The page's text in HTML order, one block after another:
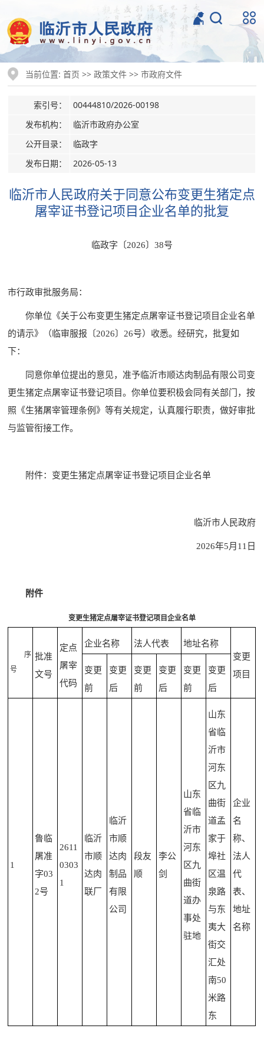
当前位置:首页 >>政策文件 >>市政府文件
索引号：
00444810/2026-00198
发布机构：
临沂市政府办公室
公开目录：
临政字
发布日期：
2026-05-13
临沂市人民政府关于同意公布变更生猪定点
屠宰证书登记项目企业名单的批复
临政字〔2026〕38号
市行政审批服务局：
你单位《关于公布变更生猪定点屠宰证书登记项目企业名单
的请示》（临审服报〔2026〕26号）收悉。经研究，批复如
下：
同意你单位提出的意见，准予临沂市顺达肉制品有限公司变
更生猪定点屠宰证书登记项目。你单位要积极会同有关部门，按
照《生猪屠宰管理条例》等有关规定，认真履行职责，做好审批
与监管衔接工作。
附件：变更生猪定点屠宰证书登记项目企业名单
临沂市人民政府
2026年5月11日
附件
变更生猪定点屠宰证书登记项目企业名单
序
号
批准
文号
定点
屠宰
代码
企业名称 法人代表
地址名称
变更
项目
变更
前
变更
后
变更
前
变更
后
变更
前
变更
后
1
鲁临
屠准
字03
2号
2611
0303
1
临沂
市顺
达肉
联厂
临沂
市顺
达肉
制品
有限
公司
段友
顺
李公
剑
山东
省临
沂市
河东
区九
曲街
道办
事处
驻地
山东
省临
沂市
河东
区九
曲街
道孟
家于
埠社
区温
泉路
与东
夷大
街交
汇处
南50
米路
东
企业
名
称、
法人
代
表、
地址
名称